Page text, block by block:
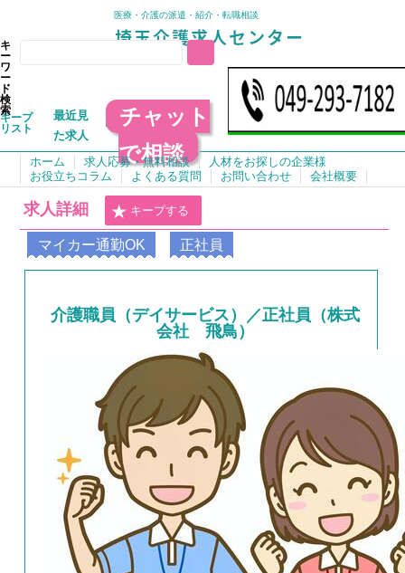
医療・介護の派遣・紹介・転職相談
キ
ー
ワ
ー
ド
検
索
キープ
リスト
最近見
た求人
チャット
で相談
ホーム 求人応募・無料相談
人材をお探しの企業様
お役立ちコラム
よくある質問 お問い合わせ 会社概要
求人詳細 キープする
マイカー通勤OK 正社員
介護職員（デイサービス）／正社員（株式
会社 飛鳥）